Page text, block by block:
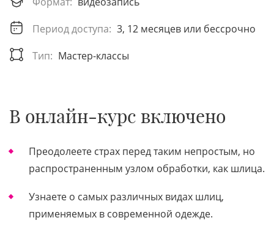
Период доступа: 3, 12 месяцев или бессрочно
Тип: Мастер-классы
В онлайн-курс включено
Преодолеете страх перед таким непростым, но
распространенным узлом обработки, как шлица.
Узнаете о самых различных видах шлиц,
применяемых в современной одежде.